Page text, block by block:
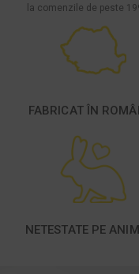
la comenzile de peste
FABRICAT ÎN
NETESTATE PE